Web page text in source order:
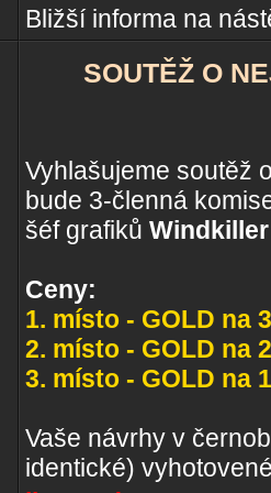
Bližší informa na
SOUTĚŽ O
Vyhlašujeme soutěž
bude 3-členná
šéf grafiků Windkiller
Ceny:
1. místo - GOLD na
2. místo - GOLD na
3. místo - GOLD na
Vaše návrhy v
identické)